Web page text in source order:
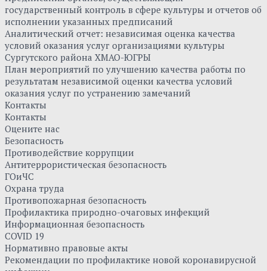
государственный контроль в сфере культуры и отчетов об
исполнении указанных предписаний
Аналитический отчет: независимая оценка качества
условий оказания услуг организациями культуры
Сургутского района ХМАО-ЮГРЫ
План мероприятий по улучшению качества работы по
результатам независимой оценки качества условий
оказания услуг по устранению замечаний
Контакты
Контакты
Оцените нас
Безопасность
Противодействие коррупции
Антитеррористическая безопасность
ГОиЧС
Охрана труда
Противопожарная безопасность
Профилактика природно-очаговых инфекций
Информационная безопасность
COVID 19
Нормативно правовые акты
Рекомендации по профилактике новой коронавирусной